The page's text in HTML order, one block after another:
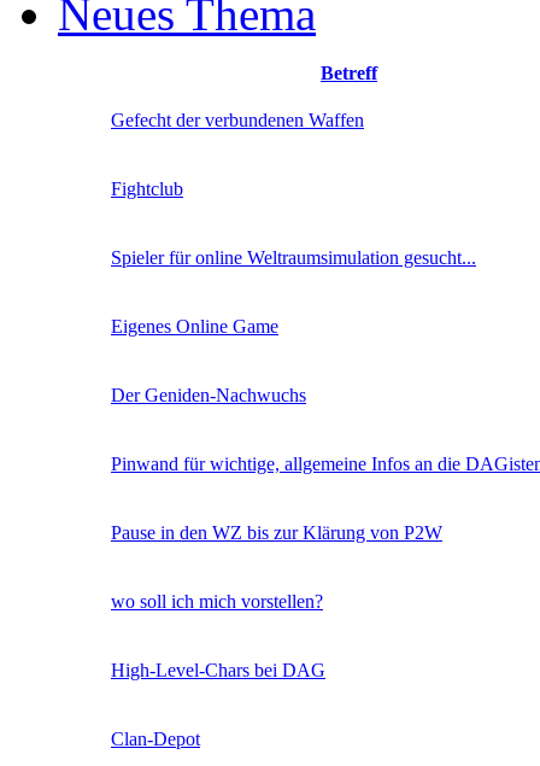
Neues Thema
Betreff
Gefecht der verbundenen Waffen
Fightclub
Spieler für online Weltraumsimulation gesucht...
Eigenes Online Game
Der Geniden-Nachwuchs
Pinwand für wichtige, allgemeine Infos an die
Pause in den WZ bis zur Klärung von P2W
wo soll ich mich vorstellen?
High-Level-Chars bei DAG
Clan-Depot